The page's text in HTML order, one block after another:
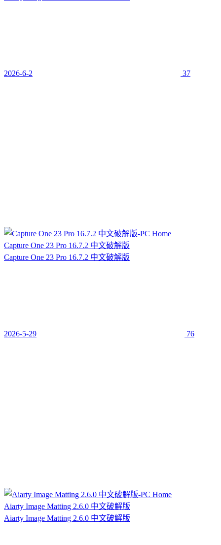
2026-6-2 37
Capture One 23 Pro 16.7.2 中文破解版
Capture One 23 Pro 16.7.2 中文破解版
2026-5-29 76
Aiarty Image Matting 2.6.0 中文破解版
Aiarty Image Matting 2.6.0 中文破解版